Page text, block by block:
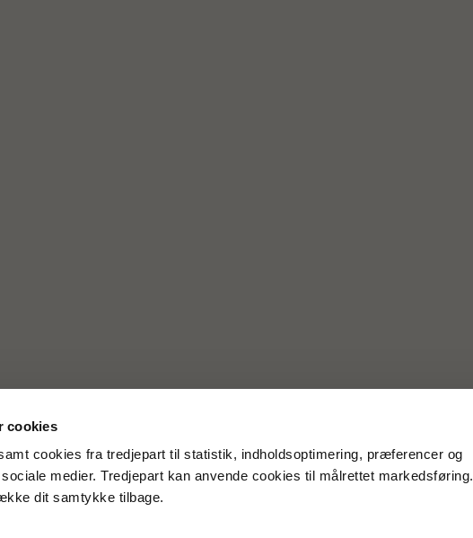
cookies
cookies fra tredjepart til statistik, indholdsoptimering, præferencer og
medier. Tredjepart kan anvende cookies til målrettet markedsføring.
dit samtykke tilbage.